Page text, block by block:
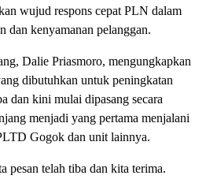
wujud respons cepat PLN dalam
dan kenyamanan pelanggan.
Dalie Priasmoro, mengungkapkan
dibutuhkan untuk peningkatan
dan kini mulai dipasang secara
menjadi yang pertama menjalani
Gogok dan unit lainnya.
pesan telah tiba dan kita terima.